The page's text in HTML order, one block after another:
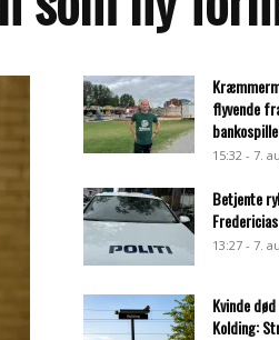
flyvende
15:32 - 7.
Betjente
13:27 - 7.
Kvinde
Kolding: